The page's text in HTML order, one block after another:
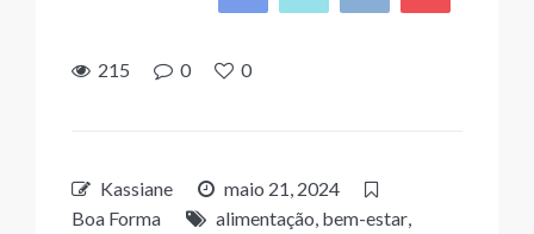
215 0 0
Kassiane
maio 21, 2024
Boa Forma
alimentação bem-estar